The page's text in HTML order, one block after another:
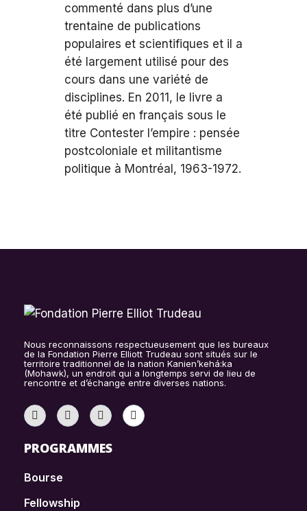
commenté dans plus d’une
trentaine de publications
populaires et scientifiques et il a
été largement utilisé pour des
cours dans une variété de
disciplines. En 2011, le livre a
été publié en français sous le
titre Contester l’empire : pensée
postcoloniale et militantisme
politique à Montréal, 1963-1972.
Nous reconnaissons respectueusement que les bureaux
de la Fondation Pierre Elliott Trudeau sont situés sur le
territoire traditionnel de la nation Kanien’kehá:ka
(Mohawk), un endroit qui a longtemps servi de lieu de
rencontre et d’échange entre diverses nations.
PROGRAMMES
Bourse
Fellowship